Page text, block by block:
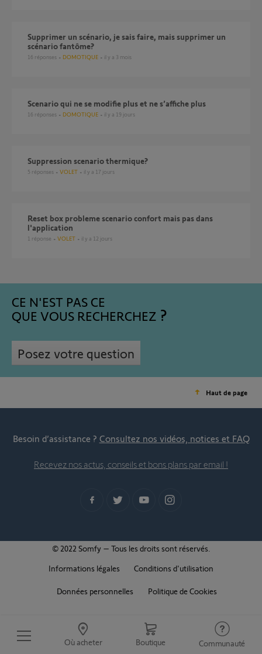
Où acheter Boutique Communauté
Supprimer un scénario, je sais faire, mais supprimer un
scénario fantôme?
16 réponses DOMOTIQUE il y a 3 mois
Scenario qui ne se modifie plus et ne s’affiche plus
16 réponses DOMOTIQUE il y a 19 jours
suppression scenario thermique?
5 réponses VOLET il y a 17 jours
Reset box probleme scenario confort mais pas dans
l'application
1 réponse VOLET il y a 12 jours
CE N'EST PAS CE
QUE VOUS RECHERCHEZ
Posez votre question
Haut de page
Besoin d’assistance ? Consultez nos vidéos, notices et FAQ
Recevez nos actus, conseils et bons plans par email !
© 2022 Somfy – Tous les droits sont réservés.
Informations légales
Conditions d'utilisation
Données personnelles Politique de Cookies